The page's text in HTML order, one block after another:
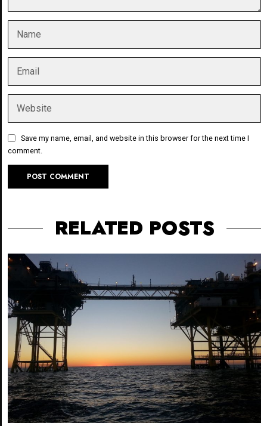
Save my name, email, and website in this browser for the next time I
comment.
RELATED POSTS